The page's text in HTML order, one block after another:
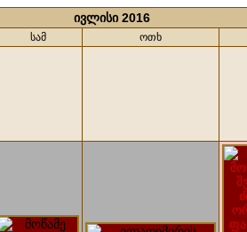
ივლისი 2016
სამ ოთხ